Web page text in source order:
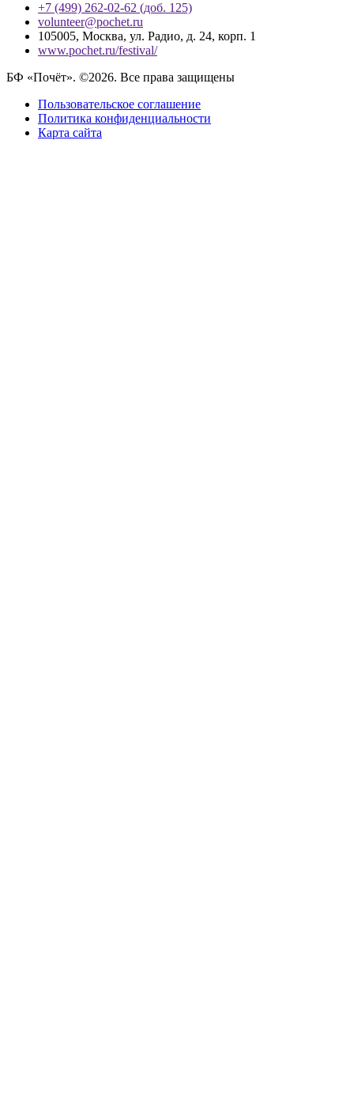
+7 (499) 262-02-62 (доб. 125)
volunteer@pochet.ru
105005, Москва, ул. Радио, д. 24, корп. 1
www.pochet.ru/festival/
БФ «Почёт». ©2026. Все права защищены
Пользовательское соглашение
Политика конфиденциальности
Карта сайта